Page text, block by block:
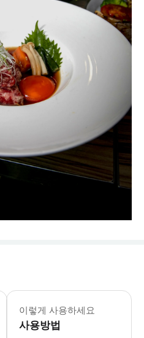
이렇게 사용하세요
사용방법